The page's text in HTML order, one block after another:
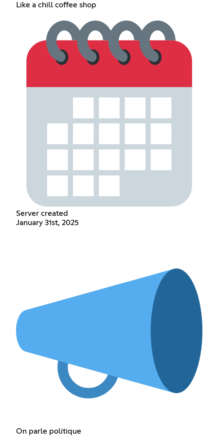
Like a chill coffee shop
Server created
January 31st, 2025
On parle politique